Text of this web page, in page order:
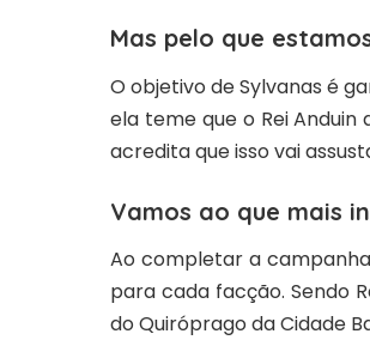
Mas pelo que
O objetivo de Sylvanas é
ela teme que o Rei Anduin
acredita que isso vai
Vamos ao que mais
Ao completar a
para cada facção. Sendo
do Quiróprago da Cidade